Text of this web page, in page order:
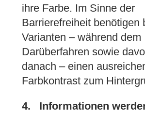
ihre Farbe. Im Sinne der
Barrierefreiheit benötigen
Varianten – während dem
Darüberfahren sowie
danach – einen
Farbkontrast zum
4. Informationen